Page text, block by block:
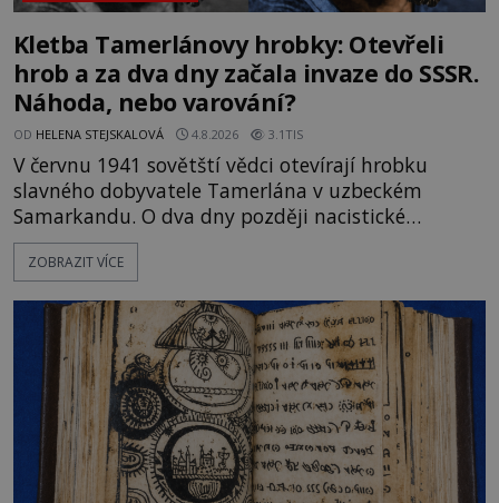
Kletba Tamerlánovy hrobky: Otevřeli
hrob a za dva dny začala invaze do SSSR.
Náhoda, nebo varování?
OD HELENA STEJSKALOVÁ 4.8.2026 3.1TIS
V červnu 1941 sovětští vědci otevírají hrobku
slavného dobyvatele Tamerlána v uzbeckém
Samarkandu. O dva dny později nacistické
Německo zahajuje operaci Barbarossa a napadá
Sovětský svaz. Shoda dat je natolik zarážející, že se
na legendě něco pravdy, nebo jde jen o fascinující
souhru okolností? Když antropolog Michail
Gerasimov (1907-1970) a
ZOBRAZIT VÍCE